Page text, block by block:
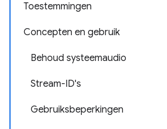
Toestemmingen
Concepten en gebruik
Behoud systeemaudio
Stream-ID's
Gebruiksbeperkingen